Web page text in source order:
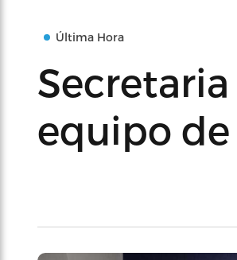
Última Hora
equipo